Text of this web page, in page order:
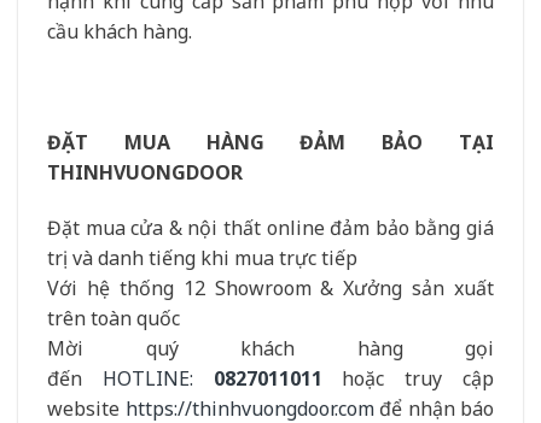
cầu khách hàng.
ĐẶT MUA HÀNG ĐẢM BẢO TẠI
THINHVUONGDOOR
Đặt mua cửa & nội thất online đảm bảo bằng giá
trị và danh tiếng khi mua trực tiếp
Với hệ thống 12 Showroom & Xưởng sản xuất
trên toàn quốc
Mời quý khách hàng gọi
đến HOTLINE: 0827011011 hoặc truy cập
website https://thinhvuongdoor.comđể nhận báo